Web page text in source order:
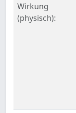
Wirkung
(physisch):